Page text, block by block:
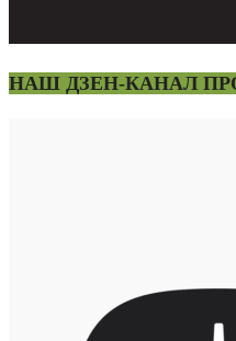
НАШ ДЗЕН-КАНАЛ ПРО